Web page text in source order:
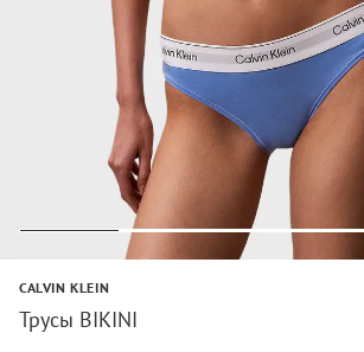
CALVIN KLEIN
Трусы BIKINI